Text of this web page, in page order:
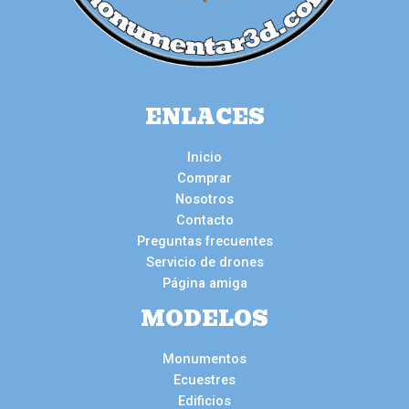
ENLACES
Inicio
Comprar
Nosotros
Contacto
Preguntas frecuentes
Servicio de drones
Página amiga
MODELOS
Monumentos
Ecuestres
Edificios